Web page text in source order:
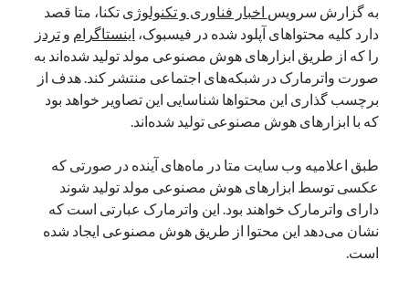
یک نویسنده دیدگاه وردپرسدرتعمیرات تخصصی فیس آیدی
بایگانی‌ها
مارس 2026
ژانویه 2026
دسامبر 2025
نوامبر 2025
آگوست 2025
جولای 2025
به گزارش سرویس اخبار فناوری و تکنولوژی تکنا، متا قصد
دارد کلیه محتواهای آپلود شده در فیسبوک، اینستاگرام وتردز
را که از طریق ابزارهای هوش مصنوعی مولد تولید شده‌اند به
صورت واترمارک در شبکه‌های اجتماعی منتشر کند. هدف از
برچسب گذاری این محتواها شناسایی این تصاویر خواهد بود
که با ابزارهای هوش مصنوعی تولید شده‌اند.
طبق اعلامیه وب سایت متا در ماه‌های آینده در صورتی که
عکسی توسط ابزارهای هوش مصنوعی مولد تولید شوند
دارای واترمارک خواهند بود. این واترمارک عبارتی است که
نشان می‌دهد این محتوا از طریق هوش مصنوعی ایجاد شده
است.